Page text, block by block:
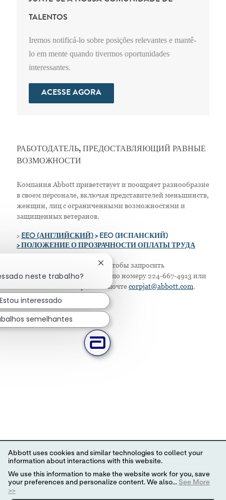
TALENTOS
Iremos notificá-lo sobre posições relevantes e mantê-
lo em mente quando tivermos oportunidades
interessantes.
ACESSE AGORA
РАБОТОДАТЕЛЬ, ПРЕДОСТАВЛЯЮЩИЙ РАВНЫЕ
ВОЗМОЖНОСТИ
Компания Abbott приветствует и поощряет разнообразие
в своем персонале, включая представителей меньшинств,
женщин, лиц с ограниченными возможностями и
защищенных ветеранов.
> EEO (АНГЛИЙСКИЙ)> EEO (ИСПАНСКИЙ)
> ПОЛОЖЕНИЕ О ПРОЗРАЧНОСТИ ОПЛАТЫ ТРУДА
Только для жителей США: Чтобы запросить
приспособление, позвоните по номеру 224-667-4913 или
напишите по электронной почтеcorpjat@abbott.com.
neste trabalho?
Fechar notificação de chatbot
Estou interessado
semelhantes
Abbott uses cookies and similar technologies to collect your
information about interactions with this website.
We use this information to make the website work for you, save
your preferences and personalize content. We also... See More
>>